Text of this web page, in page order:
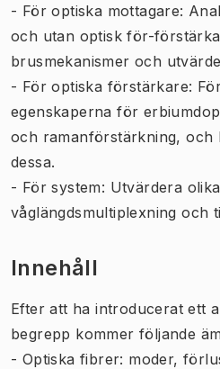
- För optiska mottagare:
och utan optisk för-
brusmekanismer och
- För optiska förstärkare:
egenskaperna för
och ramanförstärkning, och
dessa.
- För system: Utvärdera
våglängdsmultiplexning och
Innehåll
Efter att ha introducerat ett
begrepp kommer följande
- Optiska fibrer: moder,